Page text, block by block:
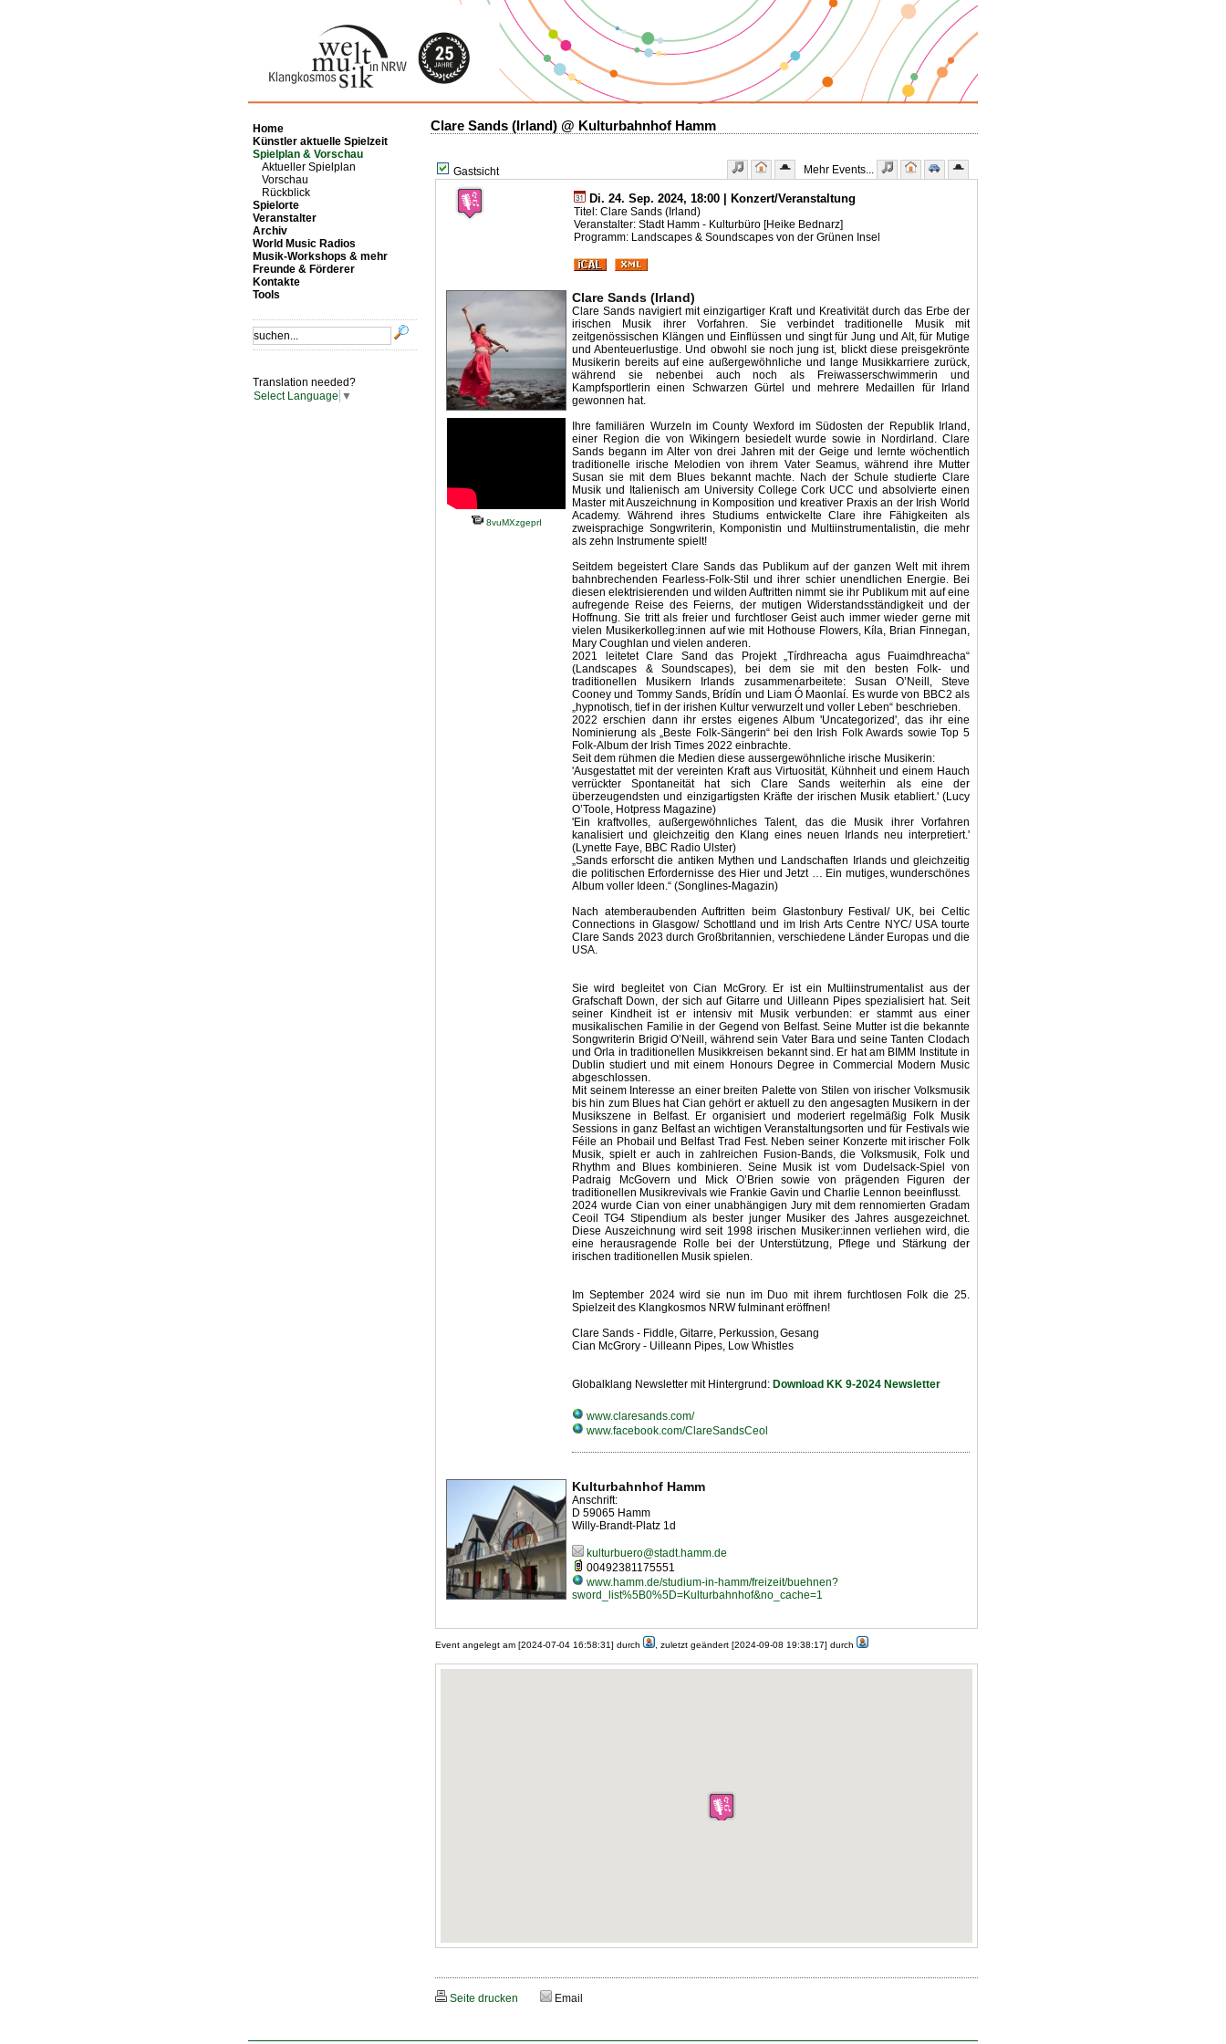
Home
Künstler aktuelle Spielzeit
Spielplan & Vorschau
Aktueller Spielplan
Vorschau
Rückblick
Spielorte
Veranstalter
Archiv
World Music Radios
Musik-Workshops & mehr
Freunde & Förderer
Kontakte
Tools
Translation needed?
Select Language ▼
Clare Sands (Irland) @ Kulturbahnhof Hamm
Gastsicht Mehr Events...
Di. 24. Sep. 2024, 18:00 | Konzert/Veranstaltung
Titel: Clare Sands (Irland)
Veranstalter: Stadt Hamm - Kulturbüro [Heike Bednarz]
Programm: Landscapes & Soundscapes von der Grünen Insel
8vuMXzgeprI
Clare Sands (Irland)
Clare Sands navigiert mit einzigartiger Kraft und Kreativität durch das Erbe der
irischen Musik ihrer Vorfahren. Sie verbindet traditionelle Musik mit
zeitgenössischen Klängen und Einflüssen und singt für Jung und Alt, für Mutige
und Abenteuerlustige. Und obwohl sie noch jung ist, blickt diese preisgekrönte
Musikerin bereits auf eine außergewöhnliche und lange Musikkarriere zurück,
während sie nebenbei auch noch als Freiwasserschwimmerin und
Kampfsportlerin einen Schwarzen Gürtel und mehrere Medaillen für Irland
gewonnen hat.
Ihre familiären Wurzeln im County Wexford im Südosten der Republik Irland,
einer Region die von Wikingern besiedelt wurde sowie in Nordirland. Clare
Sands begann im Alter von drei Jahren mit der Geige und lernte wöchentlich
traditionelle irische Melodien von ihrem Vater Seamus, während ihre Mutter
Susan sie mit dem Blues bekannt machte. Nach der Schule studierte Clare
Musik und Italienisch am University College Cork UCC und absolvierte einen
Master mit Auszeichnung in Komposition und kreativer Praxis an der Irish World
Academy. Während ihres Studiums entwickelte Clare ihre Fähigkeiten als
zweisprachige Songwriterin, Komponistin und Multiinstrumentalistin, die mehr
als zehn Instrumente spielt!
Seitdem begeistert Clare Sands das Publikum auf der ganzen Welt mit ihrem
bahnbrechenden Fearless-Folk-Stil und ihrer schier unendlichen Energie. Bei
diesen elektrisierenden und wilden Auftritten nimmt sie ihr Publikum mit auf eine
aufregende Reise des Feierns, der mutigen Widerstandsständigkeit und der
Hoffnung. Sie tritt als freier und furchtloser Geist auch immer wieder gerne mit
vielen Musikerkolleg:innen auf wie mit Hothouse Flowers, Kíla, Brian Finnegan,
Mary Coughlan und vielen anderen.
2021 leitetet Clare Sand das Projekt „Tírdhreacha agus Fuaimdhreacha“
(Landscapes & Soundscapes), bei dem sie mit den besten Folk- und
traditionellen Musikern Irlands zusammenarbeitete: Susan O’Neill, Steve
Cooney und Tommy Sands, Brídín und Liam Ó Maonlaí. Es wurde von BBC2 als
„hypnotisch, tief in der irishen Kultur verwurzelt und voller Leben“ beschrieben.
2022 erschien dann ihrerstes eigenes Album 'Uncategorized', das ihreine
Nominierung als „Beste Folk-Sängerin“ bei den Irish Folk Awards sowie Top 5
Folk-Album der Irish Times 2022 einbrachte.
Seit dem rühmen die Medien diese aussergewöhnliche irische Musikerin:
'Ausgestattet mit der vereinten Kraft aus Virtuosität, Kühnheit und einem Hauch
verrückter Spontaneität hat sich Clare Sands weiterhin als eine der
überzeugendsten und einzigartigsten Kräfte der irischen Musik etabliert.' (Lucy
O’Toole, Hotpress Magazine)
'Ein kraftvolles, außergewöhnliches Talent, das die Musik ihrer Vorfahren
kanalisiert und gleichzeitig den Klang eines neuen Irlands neu interpretiert.'
(Lynette Faye, BBC Radio Ulster)
„Sands erforscht die antiken Mythen und Landschaften Irlands und gleichzeitig
die politischen Erfordernisse des Hier und Jetzt … Ein mutiges, wunderschönes
Album voller Ideen.“ (Songlines-Magazin)
Nach atemberaubenden Auftritten beim Glastonbury Festival/ UK, bei Celtic
Connections in Glasgow/ Schottland und im Irish Arts Centre NYC/ USA tourte
Clare Sands 2023 durch Großbritannien, verschiedene Länder Europas und die
USA.
Sie wird begleitet von Cian McGrory. Er ist ein Multiinstrumentalist aus der
Grafschaft Down, der sich auf Gitarre und Uilleann Pipes spezialisiert hat. Seit
seiner Kindheit ist er intensiv mit Musik verbunden: er stammt aus einer
musikalischen Familie in der Gegend von Belfast. Seine Mutter ist die bekannte
Songwriterin Brigid O’Neill, während sein Vater Bara und seine Tanten Clodach
und Orla in traditionellen Musikkreisen bekannt sind. Er hat am BIMM Institute in
Dublin studiert und mit einem Honours Degree in Commercial Modern Music
abgeschlossen.
Mit seinem Interesse an einer breiten Palette von Stilen von irischer Volksmusik
bis hin zum Blues hat Cian gehört er aktuell zu den angesagten Musikern in der
Musikszene in Belfast. Er organisiert und moderiert regelmäßig Folk Musik
Sessions in ganz Belfast an wichtigen Veranstaltungsorten und für Festivals wie
Féile an Phobail und Belfast Trad Fest. Neben seiner Konzerte mit irischer Folk
Musik, spielt er auch in zahlreichen Fusion-Bands, die Volksmusik, Folk und
Rhythm and Blues kombinieren. Seine Musik ist vom Dudelsack-Spiel von
Padraig McGovern und Mick O’Brien sowie von prägenden Figuren der
traditionellen Musikrevivals wie Frankie Gavin und Charlie Lennon beeinflusst.
2024 wurde Cian von einer unabhängigen Jury mit dem rennomierten Gradam
Ceoil TG4 Stipendium als bester junger Musiker des Jahres ausgezeichnet.
Diese Auszeichnung wird seit 1998 irischen Musiker:innen verliehen wird, die
eine herausragende Rolle bei der Unterstützung, Pflege und Stärkung der
irischen traditionellen Musik spielen.
Im September 2024 wird sie nun im Duo mit ihrem furchtlosen Folk die 25.
Spielzeit des Klangkosmos NRW fulminant eröffnen!
Clare Sands - Fiddle, Gitarre, Perkussion, Gesang
Cian McGrory - Uilleann Pipes, Low Whistles
Globalklang Newsletter mit Hintergrund: Download KK 9-2024 Newsletter
www.claresands.com/
www.facebook.com/ClareSandsCeol
Kulturbahnhof Hamm
Anschrift:
D 59065 Hamm
Willy-Brandt-Platz 1d
kulturbuero@stadt.hamm.de
00492381175551
www.hamm.de/studium-in-hamm/freizeit/buehnen?
sword_list%5B0%5D=Kulturbahnhof&no_cache=1
Event angelegt am [2024-07-04 16:58:31] durch , zuletzt geändert [2024-09-08 19:38:17] durch
Seite drucken Email